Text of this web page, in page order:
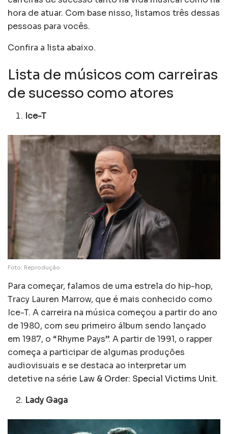
hora de atuar. Com base nisso, listamos três dessas
pessoas para vocês.
Confira a lista abaixo.
Lista de músicos com carreiras
de sucesso como atores
Ice-T
Foto: Reprodução
Para começar, falamos de uma estrela do hip-hop,
Tracy Lauren Marrow, que é mais conhecido como
Ice-T. A carreira na música começou a partir do ano
de 1980, com seu primeiro álbum sendo lançado
em 1987, o “Rhyme Pays”. A partir de 1991, o rapper
começa a participar de algumas produções
audiovisuais e se destaca ao interpretar um
detetive na série Law & Order: Special Victims Unit.
Lady Gaga